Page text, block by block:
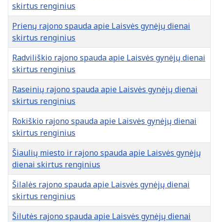
skirtus renginius
Prienų rajono spauda apie Laisvės gynėjų dienai
skirtus renginius
Radviliškio rajono spauda apie Laisvės gynėjų dienai
skirtus renginius
Raseinių rajono spauda apie Laisvės gynėjų dienai
skirtus renginius
Rokiškio rajono spauda apie Laisvės gynėjų dienai
skirtus renginius
Šiaulių miesto ir rajono spauda apie Laisvės gynėjų
dienai skirtus renginius
Šilalės rajono spauda apie Laisvės gynėjų dienai
skirtus renginius
Šilutės rajono spauda apie Laisvės gynėjų dienai